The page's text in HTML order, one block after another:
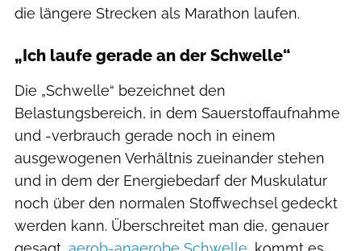
die längere Strecken als Marathon laufen.
„Ich laufe gerade an der Schwelle“
Die „Schwelle“ bezeichnet den
Belastungsbereich, in dem Sauerstoffaufnahme
und -verbrauch gerade noch in einem
ausgewogenen Verhältnis zueinander stehen
und in dem der Energiebedarf der Muskulatur
noch über den normalen Stoffwechsel gedeckt
werden kann. Überschreitet man die, genauer